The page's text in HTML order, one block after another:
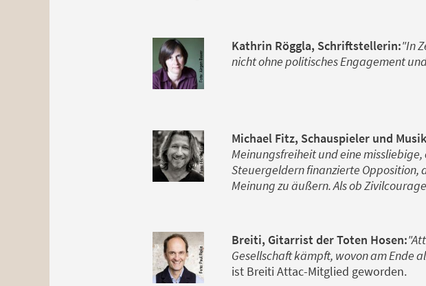
Kathrin Röggla, Schriftstellerin:"In
nicht ohne politisches Engagement
Michael Fitz, Schauspieler und
Meinungsfreiheit und eine
Steuergeldern finanzierte Opposition,
Meinung zu äußern. Als ob
Breiti, Gitarrist der Toten Hosen:
Gesellschaft kämpft, wovon am Ende
ist Breiti Attac-Mitglied geworden.